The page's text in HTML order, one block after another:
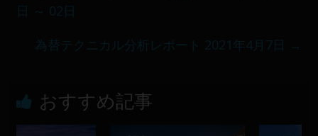
日 ～ 02日
為替テクニカル分析レポート 2021年4月7日
→
おすすめ記事